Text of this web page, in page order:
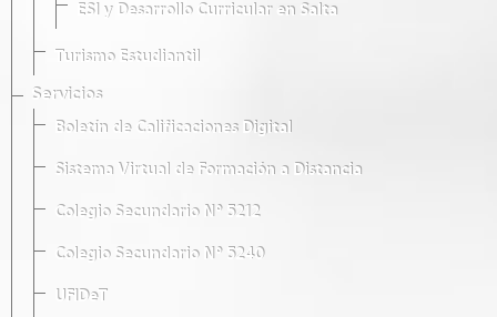
ESI y Desarrollo Curricular en Salta
Turismo Estudiantil
Servicios
Boletín de Calificaciones Digital
Sistema Virtual de Formación a Distancia
Colegio Secundario Nº 5212
Colegio Secundario Nº 5240
UFIDeT